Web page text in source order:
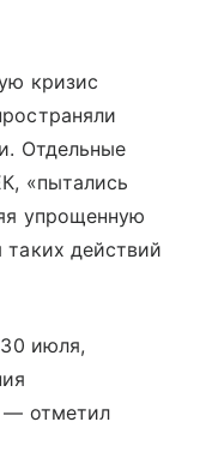
кризис
Отдельные
«пытались
упрощенную
действий
июля,
— отметил